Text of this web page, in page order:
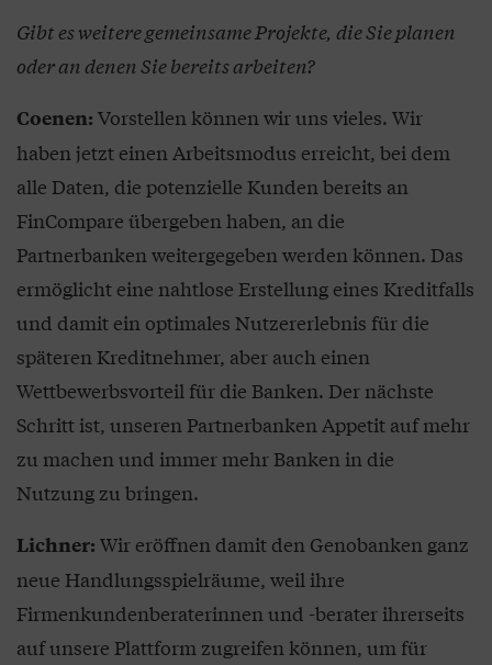
Gibt es weitere gemeinsame Projekte, die Sie planen
oder an denen Sie bereits arbeiten?
Coenen: Vorstellen können wir uns vieles. Wir
haben jetzt einen Arbeitsmodus erreicht, bei dem
alle Daten, die potenzielle Kunden bereits an
FinCompare übergeben haben, an die
Partnerbanken weitergegeben werden können. Das
ermöglicht eine nahtlose Erstellung eines Kreditfalls
und damit ein optimales Nutzererlebnis für die
späteren Kreditnehmer, aber auch einen
Wettbewerbsvorteil für die Banken. Der nächste
Schritt ist, unseren Partnerbanken Appetit auf mehr
zu machen und immer mehr Banken in die
Nutzung zu bringen.
Lichner: Wir eröffnen damit den Genobanken ganz
neue Handlungsspielräume, weil ihre
Firmenkundenberaterinnen und -berater ihrerseits
auf unsere Plattform zugreifen können, um für